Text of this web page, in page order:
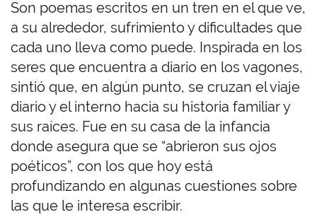
Son poemas escritos en un tren en el que ve,
a su alrededor, sufrimiento y dificultades que
cada uno lleva como puede. Inspirada en los
seres que encuentra a diario en los vagones,
sintió que, en algún punto, se cruzan el viaje
diario y el interno hacia su historia familiar y
sus raíces. Fue en su casa de la infancia
donde asegura que se “abrieron sus ojos
poéticos”, con los que hoy está
profundizando en algunas cuestiones sobre
las que le interesa escribir.